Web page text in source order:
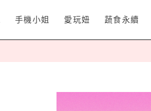
手機小姐 愛玩妞 蔬食永續